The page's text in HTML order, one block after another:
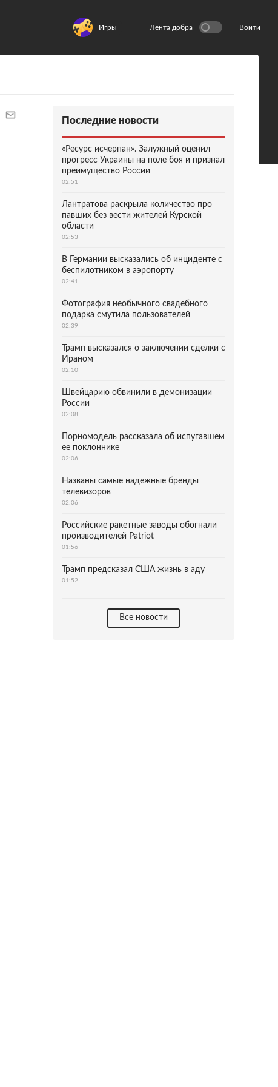
Игры Лента добра Войти
Последние новости
«Ресурс исчерпан». Залужный оценил
прогресс Украины на поле боя и признал
преимущество России
02:51
Лантратова раскрыла количество про
павших без вести жителей Курской
области
02:53
В Германии высказались об инциденте с
беспилотником в аэропорту
02:41
Фотография необычного свадебного
подарка смутила пользователей
02:39
Трамп высказался о заключении сделки с
Ираном
02:10
Швейцарию обвинили в демонизации
России
02:08
Порномодель рассказала об испугавшем
ее поклоннике
02:06
Названы самые надежные бренды
телевизоров
02:06
Российские ракетные заводы обогнали
производителей Patriot
01:56
Трамп предсказал США жизнь в аду
01:52
Все новости